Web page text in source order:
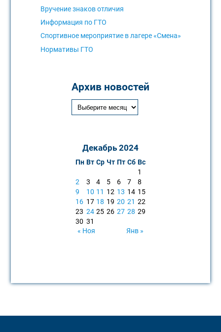
Вручение знаков отличия
Информация по ГТО
Спортивное мероприятие в лагере «Смена»
Нормативы ГТО
Архив новостей
Декабрь 2024
Пн Вт Ср Чт Пт Сб Вс
1
2
3 4 5 6 7
8
9
10 11 12 13 14 15
16 17 18 19 20 21 22
23 24 25 26 27 28 29
30 31
« Ноя
Янв »